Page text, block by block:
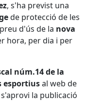
, s'ha previst una
de protecció de les
d'ús de la nova
hora, per dia i per
núm.14 de la
esportiusal web de
la publicació